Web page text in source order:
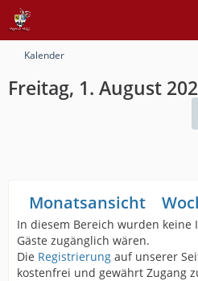
Kalender
Freitag, 1. August
Monatsansicht
In diesem Bereich wurden
Gäste zugänglich wären.
Die Registrierung auf unserer
kostenfrei und gewährt Zugang